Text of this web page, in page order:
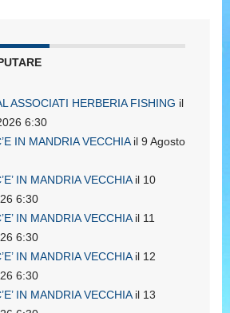
ASSOCIATI HERBERIA FISHING il
6:30
IN MANDRIA VECCHIAil 9 Agosto
IN MANDRIA VECCHIAil 10
6:30
IN MANDRIA VECCHIAil 11
6:30
IN MANDRIA VECCHIAil 12
6:30
IN MANDRIA VECCHIAil 13